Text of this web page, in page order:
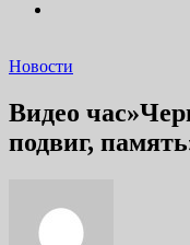
Новости
Видео
подвиг,